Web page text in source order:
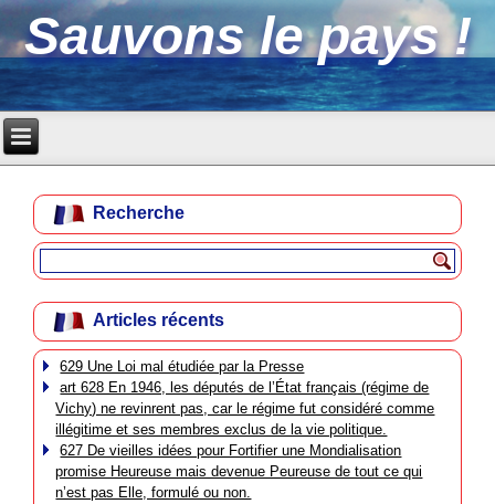
Sauvons le pays !
Recherche
Articles récents
629 Une Loi mal étudiée par la Presse
art 628 En 1946, les députés de l’État français (régime de
Vichy) ne revinrent pas, car le régime fut considéré comme
illégitime et ses membres exclus de la vie politique.
627 De vieilles idées pour Fortifier une Mondialisation
promise Heureuse mais devenue Peureuse de tout ce qui
n’est pas Elle, formulé ou non.